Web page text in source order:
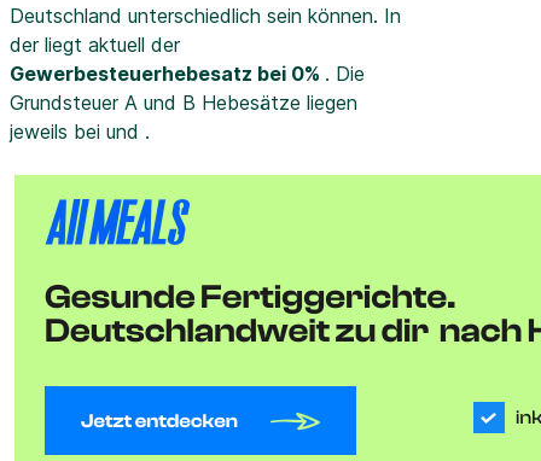
Deutschland unterschiedlich sein können. In
der liegt aktuell der
Gewerbesteuerhebesatz bei 0% . Die
Grundsteuer A und B Hebesätze liegen
jeweils bei und .